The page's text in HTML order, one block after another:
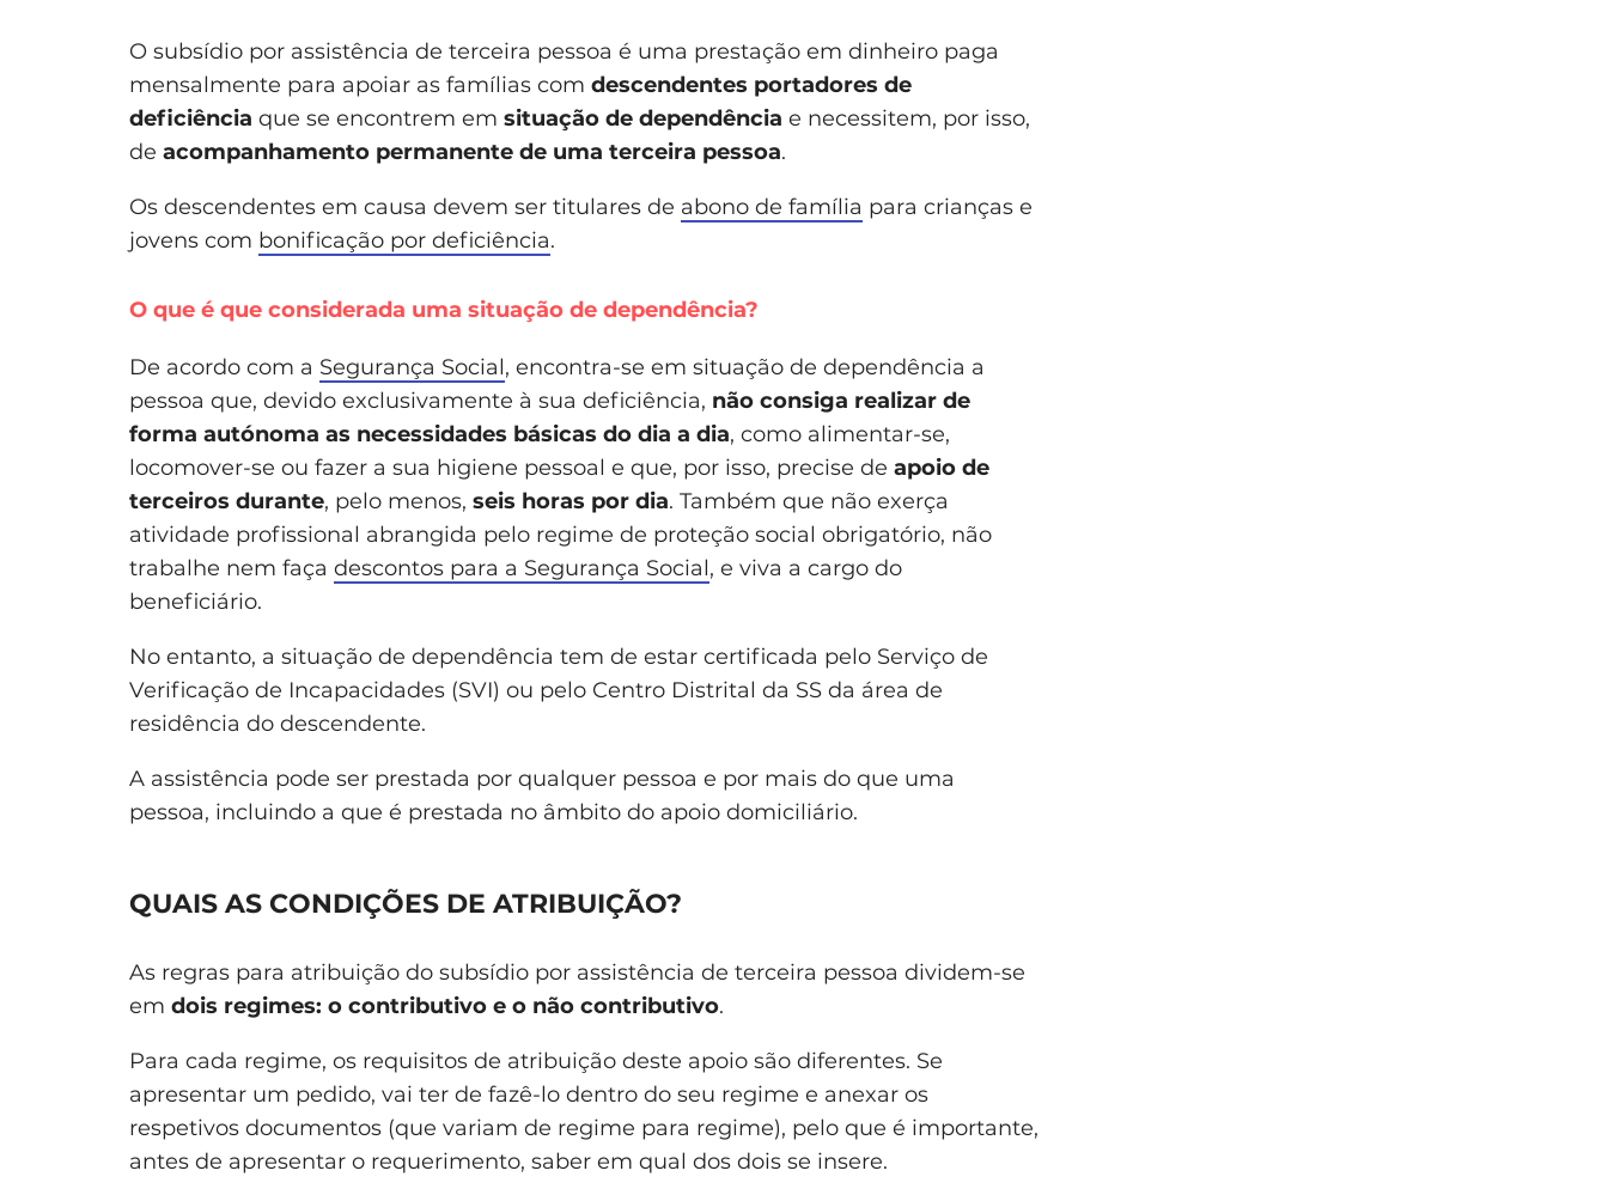
O subsídio por assistência de terceira pessoa é uma prestação em dinheiro paga
mensalmente para apoiar as famílias com descendentes portadores de
deficiência que se encontrem em situação de dependência e necessitem, por isso,
de acompanhamento permanente de uma terceira pessoa.
Os descendentes em causa devem ser titulares de abono de família para crianças e
jovens com bonificação por deficiência.
O que é que considerada uma situação de dependência?
De acordo com a Segurança Social, encontra-se em situação de dependência a
pessoa que, devido exclusivamente à sua deficiência, não consiga realizar de
forma autónoma as necessidades básicas do dia a dia, como alimentar-se,
locomover-se ou fazer a sua higiene pessoal e que, por isso, precise de apoio de
terceiros durante, pelo menos, seis horas por dia. Também que não exerça
atividade profissional abrangida pelo regime de proteção social obrigatório, não
trabalhe nem faça descontos para a Segurança Social, e viva a cargo do
beneficiário.
No entanto, a situação de dependência tem de estar certificada pelo Serviço de
Verificação de Incapacidades (SVI) ou pelo Centro Distrital da SS da área de
residência do descendente.
A assistência pode ser prestada por qualquer pessoa e por mais do que uma
pessoa, incluindo a que é prestada no âmbito do apoio domiciliário.
QUAIS AS CONDIÇÕES DE ATRIBUIÇÃO?
As regras para atribuição do subsídio por assistência de terceira pessoa dividem-se
em dois regimes: o contributivo e o não contributivo.
Para cada regime, os requisitos de atribuição deste apoio são diferentes. Se
apresentar um pedido, vai ter de fazê-lo dentro do seu regime e anexar os
respetivos documentos (que variam de regime para regime), pelo que é importante,
antes de apresentar o requerimento, saber em qual dos dois se insere.